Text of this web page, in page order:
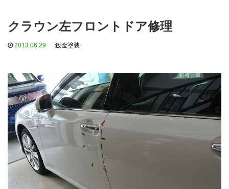
クラウン左フロントドア修理
2013.06.29 鈑金塗装